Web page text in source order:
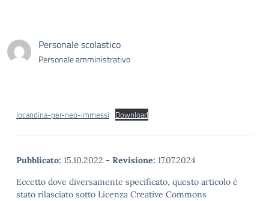
Personale scolastico
Personale amministrativo
locandina-per-neo-immessi Download
Pubblicato: 15.10.2022 - Revisione: 17.07.2024
Eccetto dove diversamente specificato, questo articolo è
stato rilasciato sotto Licenza Creative Commons